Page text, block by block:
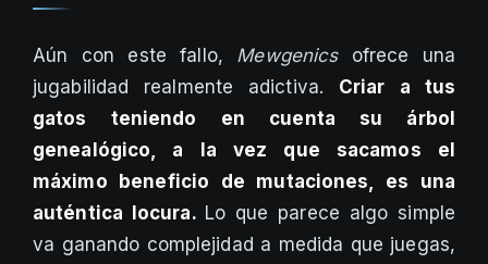
Aún con este fallo, Mewgenicsofrece una
jugabilidad realmente adictiva. Criar a tus
gatos teniendo en cuenta su árbol
genealógico, a la vez que sacamos el
máximo beneficio de mutaciones, es una
auténtica locura. Lo que parece algo simple
va ganando complejidad a medida que juegas,